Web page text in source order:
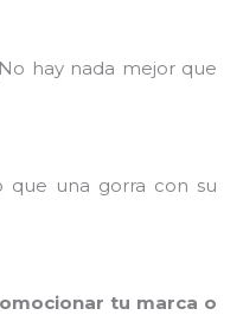
hay nada mejor que
que una gorra con su
tu marca o